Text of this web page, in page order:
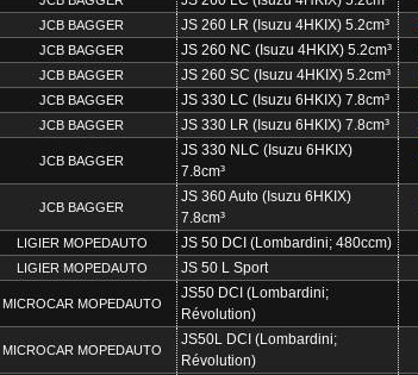
JCB BAGGER
JS 260 LR (Isuzu 4HKIX) 5.2cm³
JCB BAGGER
JS 260 NC (Isuzu 4HKIX) 5.2cm³
JCB BAGGER
JS 260 SC (Isuzu 4HKIX) 5.2cm³
JCB BAGGER
JS 330 LC (Isuzu 6HKIX) 7.8cm³
JCB BAGGER
JS 330 LR (Isuzu 6HKIX) 7.8cm³
JCB BAGGER
JS 330 NLC (Isuzu 6HKIX)
7.8cm³
JCB BAGGER
JS 360 Auto (Isuzu 6HKIX)
7.8cm³
LIGIER MOPEDAUTO JS 50 DCI (Lombardini; 480ccm)
LIGIER MOPEDAUTO
JS 50 L Sport
MICROCAR MOPEDAUTO
JS50 DCI (Lombardini;
Révolution)
MICROCAR MOPEDAUTO
JS50L DCI (Lombardini;
Révolution)